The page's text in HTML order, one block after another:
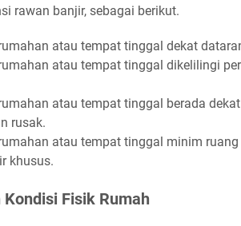
rawan banjir, sebagai berikut.
atau tempat tinggal dekat
atau tempat tinggal dikelilingi
atau tempat tinggal berada
rusak.
atau tempat tinggal minim
khusus.
Fisik Rumah